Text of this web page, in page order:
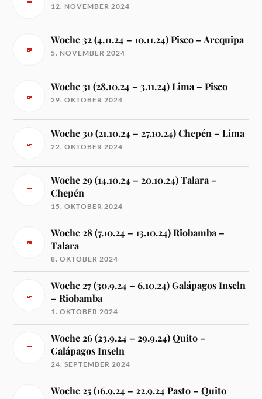
12. NOVEMBER 2024
Woche 32 (4.11.24 – 10.11.24) Pisco – Arequipa
5. NOVEMBER 2024
Woche 31 (28.10.24 – 3.11.24) Lima – Pisco
29. OKTOBER 2024
Woche 30 (21.10.24 – 27.10.24) Chepén – Lima
22. OKTOBER 2024
Woche 29 (14.10.24 – 20.10.24) Talara –
Chepén
15. OKTOBER 2024
Woche 28 (7.10.24 – 13.10.24) Riobamba –
Talara
8. OKTOBER 2024
Woche 27 (30.9.24 – 6.10.24) Galápagos Inseln
– Riobamba
1. OKTOBER 2024
Woche 26 (23.9.24 – 29.9.24) Quito –
Galápagos Inseln
24. SEPTEMBER 2024
Woche 25 (16.9.24 – 22.9.24 Pasto – Quito